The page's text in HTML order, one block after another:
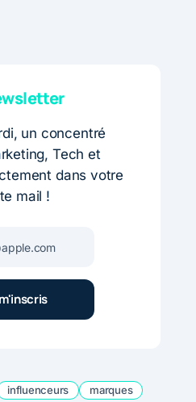
un concentré
Tech et
dans votre
mail !
influenceurs marques